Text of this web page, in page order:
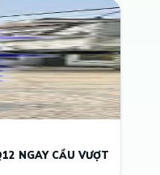
NGAY CẦU VƯỢT